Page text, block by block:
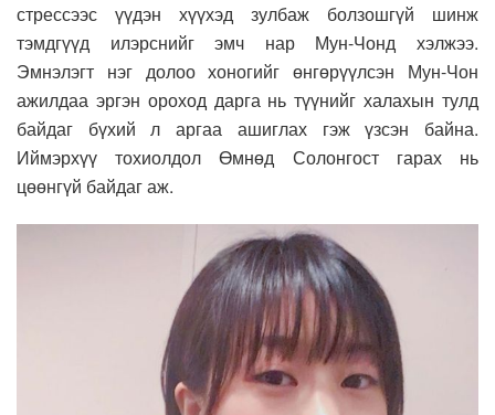
стрессээс үүдэн хүүхэд зулбаж болзошгүй шинж
тэмдгүүд илэрснийг эмч нар Мун-Чонд хэлжээ.
Эмнэлэгт нэг долоо хоногийг өнгөрүүлсэн Мун-Чон
ажилдаа эргэн ороход дарга нь түүнийг халахын тулд
байдаг бүхий л аргаа ашиглах гэж үзсэн байна.
Иймэрхүү тохиолдол Өмнөд Солонгост гарах нь
цөөнгүй байдаг аж.